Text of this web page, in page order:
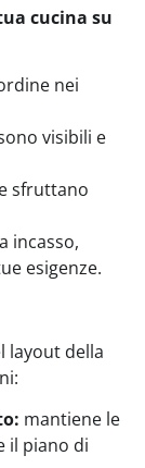
cucina su
nei
visibili e
sfruttano
incasso,
esigenze.
layout della
mantiene le
il piano di